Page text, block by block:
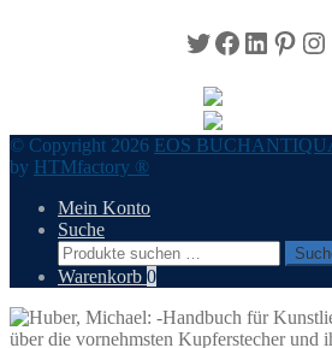
Twitter
Facebook
LinkedIn
© Copyright 2026 EOS
by HTMfactory ®
Mein Konto
Suche
Suchen
nach:
Warenkorb 0